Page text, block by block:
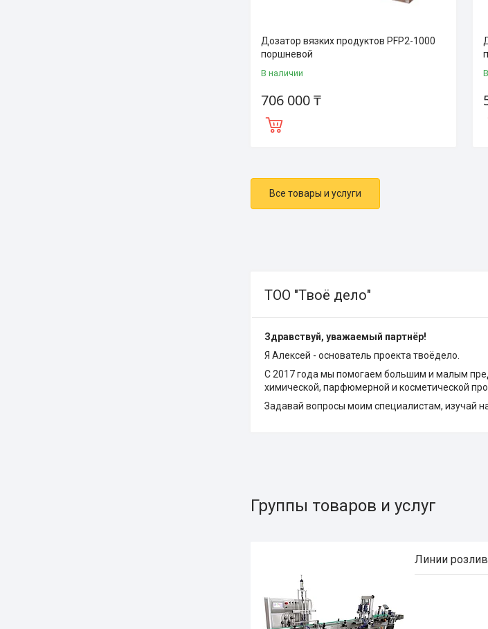
Дозатор вязких продуктов PFP2-1000
поршневой
В наличии
706 000 ₸
Все товары и услуги
ТОО "Твоё дело"
Здравствуй, уважаемый партнёр!
Я Алексей - основатель проекта твоёдело.
С 2017 года мы помогаем большим и малым
химической, парфюмерной и косметической
Задавай вопросы моим специалистам, изучай
Группы товаров и услуг
Линии